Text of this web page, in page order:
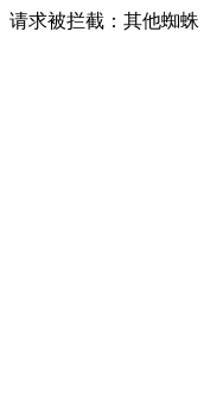
请求被拦截：其他蜘蛛